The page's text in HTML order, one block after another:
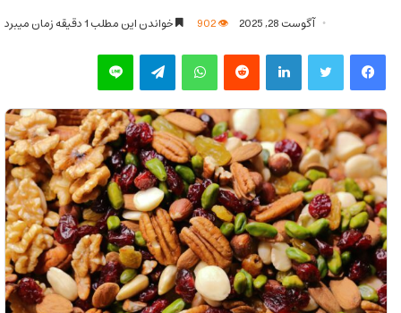
آگوست 28, 2025 خواندن این مطلب 1 دقیقه زمان میبرد
فیس بوک توییتر لینکدین‫رددیت واتس آپ تلگرام لاین